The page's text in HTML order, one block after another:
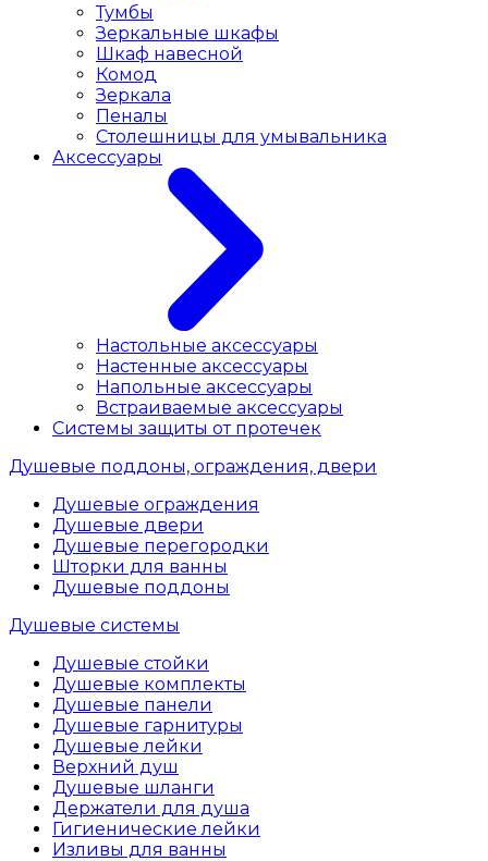
Тумбы
Зеркальные шкафы
Шкаф навесной
Комод
Зеркала
Пеналы
Столешницы для умывальника
Аксессуары
Настольные аксессуары
Настенные аксессуары
Напольные аксессуары
Встраиваемые аксессуары
Системы защиты от протечек
Душевые поддоны, ограждения, двери
Душевые ограждения
Душевые двери
Душевые перегородки
Шторки для ванны
Душевые поддоны
Душевые системы
Душевые стойки
Душевые комплекты
Душевые панели
Душевые гарнитуры
Душевые лейки
Верхний душ
Душевые шланги
Держатели для душа
Гигиенические лейки
Изливы для ванны